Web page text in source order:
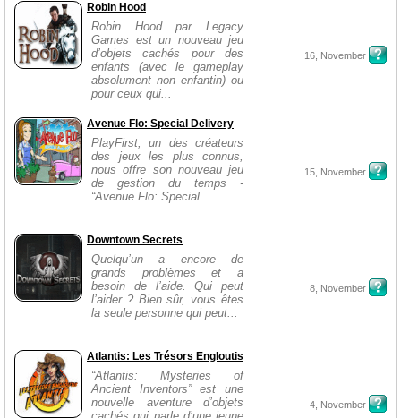
Robin Hood
Robin Hood par Legacy
Games est un nouveau jeu
d’objets cachés pour des
enfants (avec le gameplay
absolument non enfantin) ou
pour ceux qui...
16, November
Avenue Flo: Special Delivery
PlayFirst, un des créateurs
des jeux les plus connus,
nous offre son nouveau jeu
de gestion du temps -
“Avenue Flo: Special...
15, November
Downtown Secrets
Quelqu’un a encore de
grands problèmes et a
besoin de l’aide. Qui peut
l’aider ? Bien sûr, vous êtes
la seule personne qui peut...
8, November
Atlantis: Les Trésors Engloutis
“Atlantis: Mysteries of
Ancient Inventors” est une
nouvelle aventure d’objets
4, November